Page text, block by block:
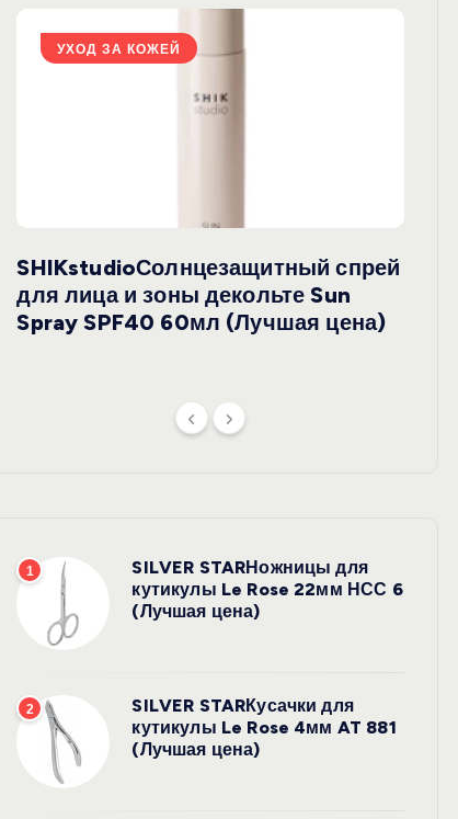
УХОД ЗА КОЖЕЙ
SHIKstudioСолнцезащитный спрей
для лица и зоны декольте Sun
Spray SPF40 60мл (Лучшая цена)
1
SILVER STARНожницы для
кутикулы Le Rose 22мм НСС 6
(Лучшая цена)
2
SILVER STARКусачки для
кутикулы Le Rose 4мм AT 881
(Лучшая цена)